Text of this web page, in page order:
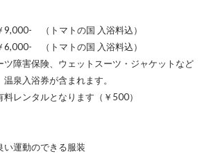
（トマトの国 入浴料込）
（トマトの国 入浴料込）
障害保険、ウェットスーツ・ジャケットなど
泉入浴券が含まれます。
レンタルとなります（￥500）
運動のできる服装